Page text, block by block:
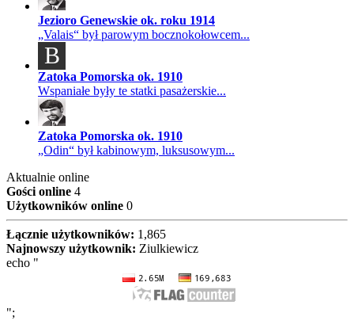
Jezioro Genewskie ok. roku 1914
„Valais“ był parowym bocznokołowcem...
B
Zatoka Pomorska ok. 1910
Wspaniałe były te statki pasażerskie...
Zatoka Pomorska ok. 1910
„Odin“ był kabinowym, luksusowym...
Aktualnie online
Gości online 4
Użytkowników online 0
Łącznie użytkowników: 1,865
Najnowszy użytkownik: Ziulkiewicz
echo "
";